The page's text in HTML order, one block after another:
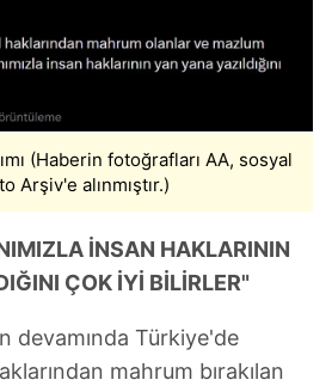
(Haberin fotoğrafları AA, sosyal
Arşiv'e alınmıştır.)
İNSAN HAKLARININ
ÇOK İYİ BİLİRLER"
devamında Türkiye'de
mahrum bırakılan